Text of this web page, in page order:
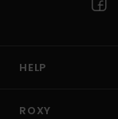
HELP
ROXY